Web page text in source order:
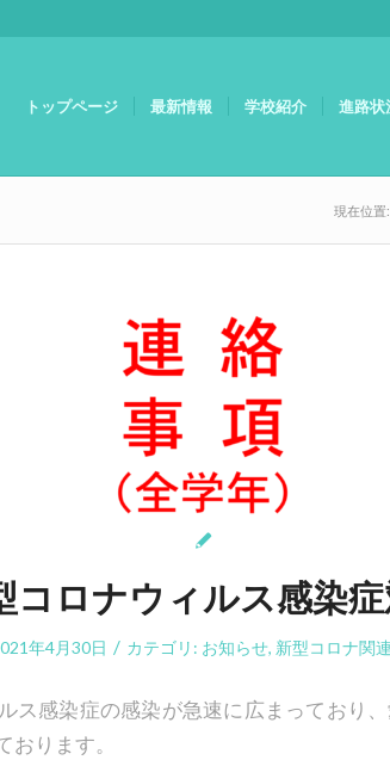
トップページ 最新情報 学校紹介 進路状
現在位置:
コロナウィルス感染
年4月30日 / カテゴリ: お知らせ, 新型コロナ関連
ス感染症の感染が急速に広まっており
ります。